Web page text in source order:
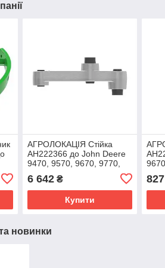
АГРОЛОКАЦІЯ Стійка
AH222366 до John Deere
9470, 9570, 9670, 9770,
(унікальний ID:
6 642₴
Купити
827
новинки